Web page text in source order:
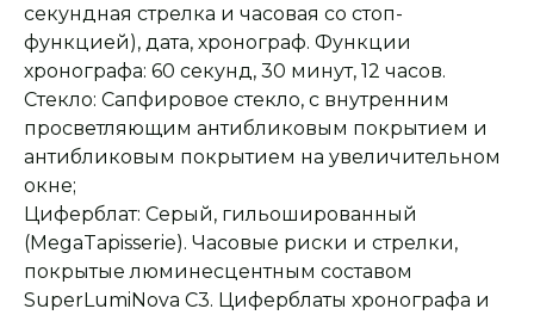
секундная стрелка и часовая со стоп-
функцией), дата, хронограф. Функции
хронографа: 60 секунд, 30 минут, 12 часов.
Стекло: Сапфировое стекло, с внутренним
просветляющим антибликовым покрытием и
антибликовым покрытием на увеличительном
окне;
Циферблат: Серый, гильошированный
(MegaTapisserie). Часовые риски и стрелки,
покрытые люминесцентным составом
SuperLumiNova С3. Циферблаты хронографа и